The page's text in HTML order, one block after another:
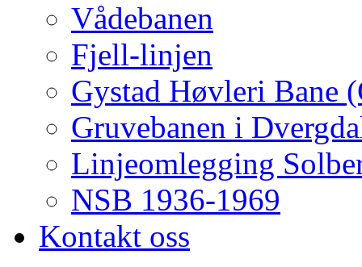
Vådebanen
Fjell-linjen
Gystad Høvleri Bane
Gruvebanen i
Linjeomlegging
NSB 1936-1969
Kontakt oss